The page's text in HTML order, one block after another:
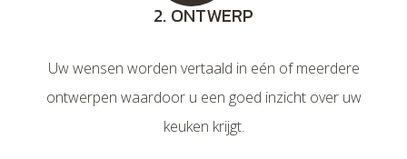
2. ONTWERP
Uw wensen worden vertaald in eén of meerdere
ontwerpen waardoor u een goed inzicht over uw
keuken krijgt.